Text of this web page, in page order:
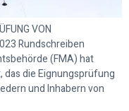
VON
Rundschreiben
(FMA) hat
die Eignungsprüfung
und Inhabern von